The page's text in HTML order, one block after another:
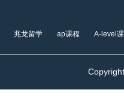
兆龙留学 ap课程 A-level